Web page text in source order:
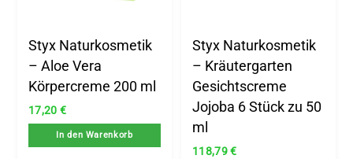
Styx Naturkosmetik
– Aloe Vera
Körpercreme 200 ml
17,20 €
In den Warenkorb
Styx Naturkosmetik
– Kräutergarten
Gesichtscreme
Jojoba 6 Stück zu 50
ml
118,79€